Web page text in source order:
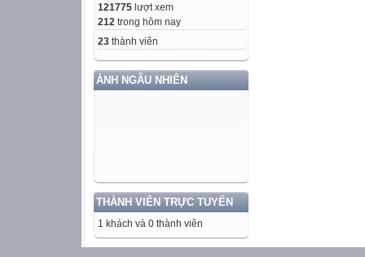
121775 lượt xem
212 trong hôm nay
23 thành viên
ẢNH NGẪU NHIÊN
THÀNH VIÊN TRỰC TUYẾN
1 khách và 0 thành viên